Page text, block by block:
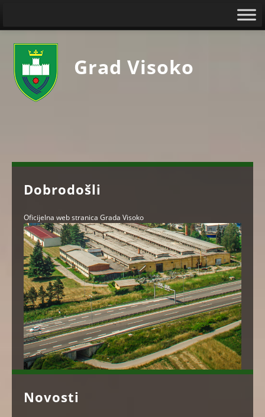
Grad Visoko
Dobrodošli
Oficijelna web stranica Grada Visoko
Novosti